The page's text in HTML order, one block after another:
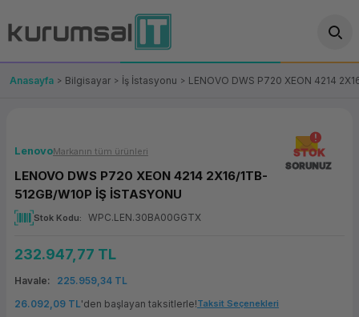
Geri Dön
Geri Dön
OT/VT Ürünleri
Fiş Yazıcı
Self Servis Ekranı
Panel PC
(Firewall)
Geri Dön
Makinesi
Makinesi
Geri Dön
Çözümleri
Geri Dön
Geri Dön
Bağlantı
Yedekleme
Geri Dön
Ürünler
Paketi
Anasayfa Bilgisayar İş İstasyonu LENOVO DWS P720 XEON 4214
STOK
SORUNUZ
LenovoMarkanın tüm ürünleri
LENOVO DWS P720 XEON 4214 2X16/1TB-
512GB/W10P İŞ İSTASYONU
Stok Kodu WPC.LEN.30BA00GGTX
232.947,77 TL
Havale
225.959,34 TL
26.092,09 TL'den başlayan taksitlerle!Taksit Seçenekleri